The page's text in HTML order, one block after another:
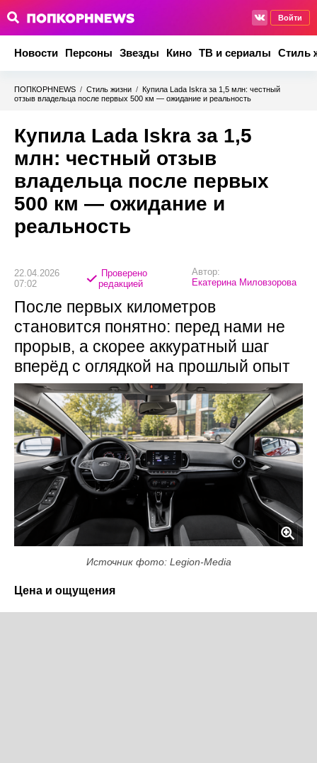
Войти
Новости Персоны Звезды Кино ТВ и сериалы Стиль
ПОПКОРНNEWS / Стиль жизни / Купила Lada Iskra за 1,5 млн: честный
отзыв владельца после первых 500 км — ожидание и реальность
Купила Lada Iskra за 1,5
млн: честный отзыв
владельца после первых
500 км — ожидание и
реальность
22.04.2026
07:02
Проверено
редакцией
Автор:
Екатерина Миловзорова
После первых километров
становится понятно: перед нами не
прорыв, а скорее аккуратный шаг
вперёд с оглядкой на прошлый опыт
Источник фото: Legion-Media
Цена и ощущения